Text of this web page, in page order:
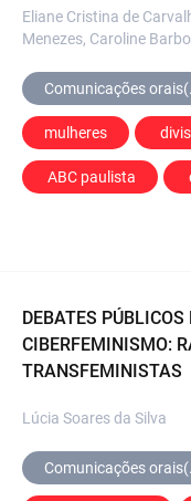
Eliane Cristina de
Menezes, Caroline
Comunicações
mulheres
ABC paulista
DEBATES
CIBERFEMINISMO:
TRANSFEMINISTAS
Lúcia Soares da Silva
Comunicações